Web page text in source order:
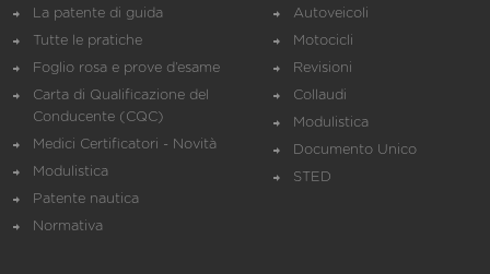
La patente di guida
Tutte le pratiche
Foglio rosa e prove d’esame
Carta di Qualificazione del
Conducente (CQC)
Medici Certificatori - Novità
Modulistica
Patente nautica
Normativa
Autoveicoli
Motocicli
Revisioni
Collaudi
Modulistica
Documento Unico
STED